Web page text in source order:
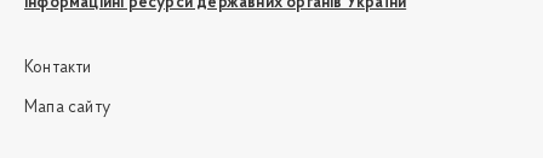
Контакти
Мапа сайту